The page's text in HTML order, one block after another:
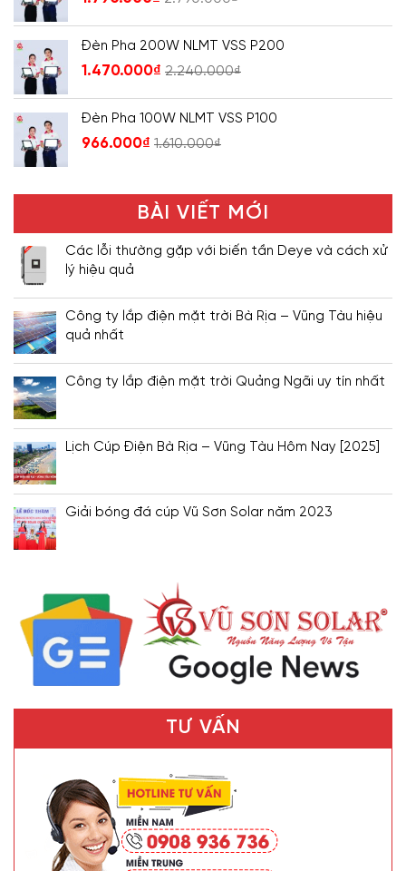
Đèn Pha 200W NLMT VSS P200
1.470.000₫ 2.240.000₫
Đèn Pha 100W NLMT VSS P100
966.000₫ 1.610.000₫
BÀI VIẾT MỚI
Các lỗi thường gặp với biến tần Deye và cách xử
lý hiệu quả
Công ty lắp điện mặt trời Bà Rịa – Vũng Tàu hiệu
quả nhất
Công ty lắp điện mặt trời Quảng Ngãi uy tín nhất
Lịch Cúp Điện Bà Rịa – Vũng Tàu Hôm Nay [2025]
Giải bóng đá cúp Vũ Sơn Solar năm 2023
TƯ VẤN